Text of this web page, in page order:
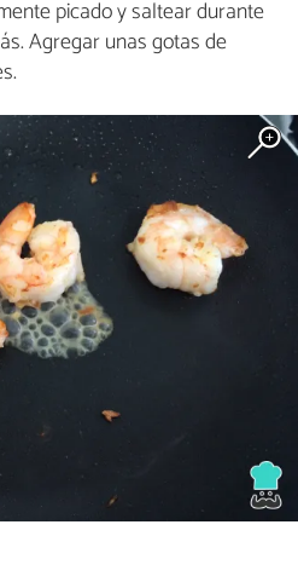
picado y saltear durante
Agregar unas gotas de